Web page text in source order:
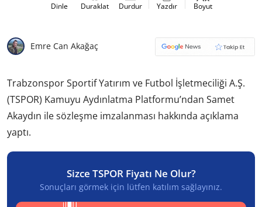
Dinle Duraklat Durdur Yazdır Boyut
Emre Can Akağaç
Trabzonspor Sportif Yatırım ve Futbol İşletmeciliği A.Ş.
(TSPOR) Kamuyu Aydınlatma Platformu’ndan Samet
Akaydın ile sözleşme imzalanması hakkında açıklama
yaptı.
Sizce TSPOR Fiyatı Ne Olur?
Sonuçları görmek için lütfen katılım sağlayınız.